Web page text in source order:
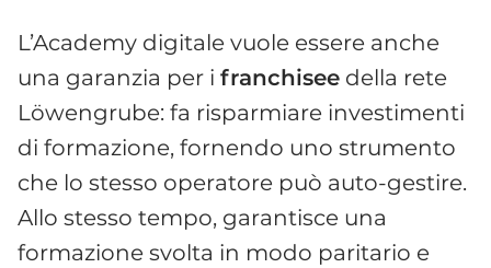
L’Academy digitale vuole essere anche
una garanzia per i franchisee della rete
Löwengrube: fa risparmiare investimenti
di formazione, fornendo uno strumento
che lo stesso operatore può auto-gestire.
Allo stesso tempo, garantisce una
formazione svolta in modo paritario e